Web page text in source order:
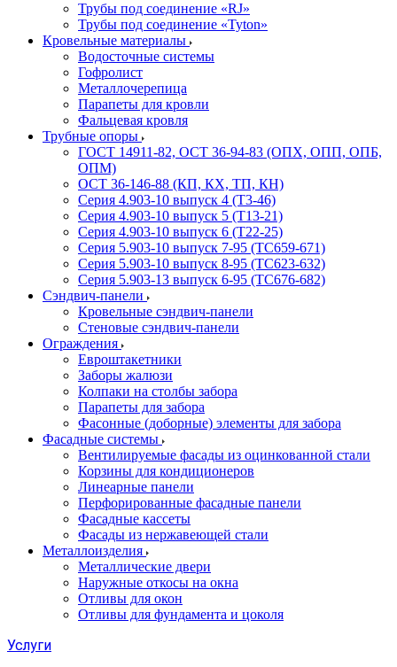
Трубы под соединение «RJ»
Трубы под соединение «Tyton»
Кровельные материалы
Водосточные системы
Гофролист
Металлочерепица
Парапеты для кровли
Фальцевая кровля
Трубные опоры
ГОСТ 14911-82, ОСТ 36-94-83 (ОПХ, ОПП, ОПБ,
ОПМ)
ОСТ 36-146-88 (КП, КХ, ТП, КН)
Серия 4.903-10 выпуск 4 (Т3-46)
Серия 4.903-10 выпуск 5 (Т13-21)
Серия 4.903-10 выпуск 6 (Т22-25)
Серия 5.903-10 выпуск 7-95 (ТС659-671)
Серия 5.903-10 выпуск 8-95 (ТС623-632)
Серия 5.903-13 выпуск 6-95 (ТС676-682)
Сэндвич-панели
Кровельные сэндвич-панели
Стеновые сэндвич-панели
Ограждения
Евроштакетники
Заборы жалюзи
Колпаки на столбы забора
Парапеты для забора
Фасонные (доборные) элементы для забора
Фасадные системы
Вентилируемые фасады из оцинкованной стали
Корзины для кондиционеров
Линеарные панели
Перфорированные фасадные панели
Фасадные кассеты
Фасады из нержавеющей стали
Металлоизделия
Металлические двери
Наружные откосы на окна
Отливы для окон
Отливы для фундамента и цоколя
Услуги